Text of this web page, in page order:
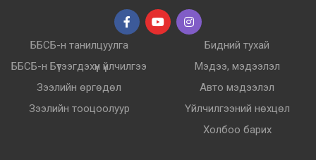
ББСБ-н танилцуулга
ББСБ-н Бүтээгдэхүүн үйлчилгээ
Зээлийн өргөдөл
Зээлийн тооцоолуур
Бидний тухай
Мэдээ, мэдээлэл
Авто мэдээлэл
Үйлчилгээний нөхцөл
Холбоо барих